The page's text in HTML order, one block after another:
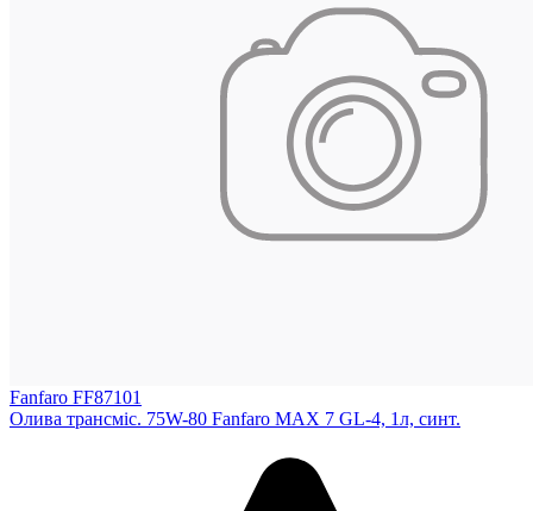
Fanfaro FF87101
Олива трансміс. 75W-80 Fanfaro MAX 7 GL-4, 1л, синт.